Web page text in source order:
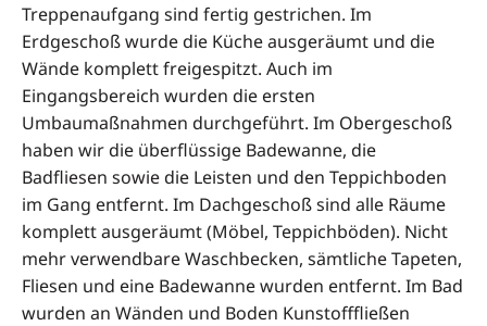
Treppenaufgang sind fertig gestrichen. Im
Erdgeschoß wurde die Küche ausgeräumt und die
Wände komplett freigespitzt. Auch im
Eingangsbereich wurden die ersten
Umbaumaßnahmen durchgeführt. Im Obergeschoß
haben wir die überflüssige Badewanne, die
Badfliesen sowie die Leisten und den Teppichboden
im Gang entfernt. Im Dachgeschoß sind alle Räume
komplett ausgeräumt (Möbel, Teppichböden). Nicht
mehr verwendbare Waschbecken, sämtliche Tapeten,
Fliesen und eine Badewanne wurden entfernt. Im Bad
wurden an Wänden und Boden Kunstofffließen